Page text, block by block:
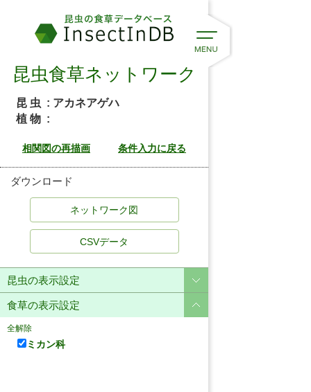
昆虫食草ネットワーク
昆 虫 : アカネアゲハ
植 物 :
ダウンロード
CSVデータ
昆虫の表示設定
食草の表示設定
全解除
ミカン科